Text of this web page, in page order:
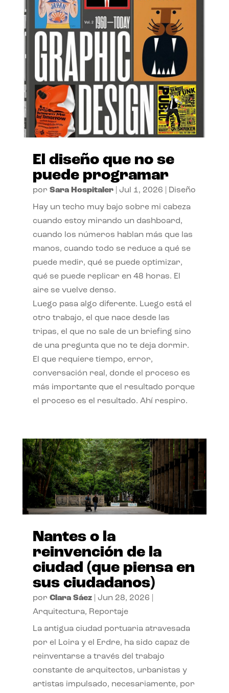
El diseño que no se
puede programar
por Sara Hospitaler| Jul 1, 2026 Diseño
Hay un techo muy bajo sobre mi cabeza
cuando estoy mirando un dashboard,
cuando los números hablan más que las
manos, cuando todo se reduce a qué se
puede medir, qué se puede optimizar,
qué se puede replicar en 48 horas. El
aire se vuelve denso.
Luego pasa algo diferente. Luego está el
otro trabajo, el que nace desde las
tripas, el que no sale de un briefing sino
de una pregunta que no te deja dormir.
El que requiere tiempo, error,
conversación real, donde el proceso es
más importante que el resultado porque
el proceso es el resultado. Ahí respiro.
Nantes o la
reinvención de la
ciudad (que piensa en
sus ciudadanos)
por Clara Sáez| Jun 28, 2026
Arquitectura, Reportaje
La antigua ciudad portuaria atravesada
por el Loira y el Erdre, ha sido capaz de
reinventarse a través del trabajo
constante de arquitectos, urbanistas y
artistas impulsado, necesariamente, por